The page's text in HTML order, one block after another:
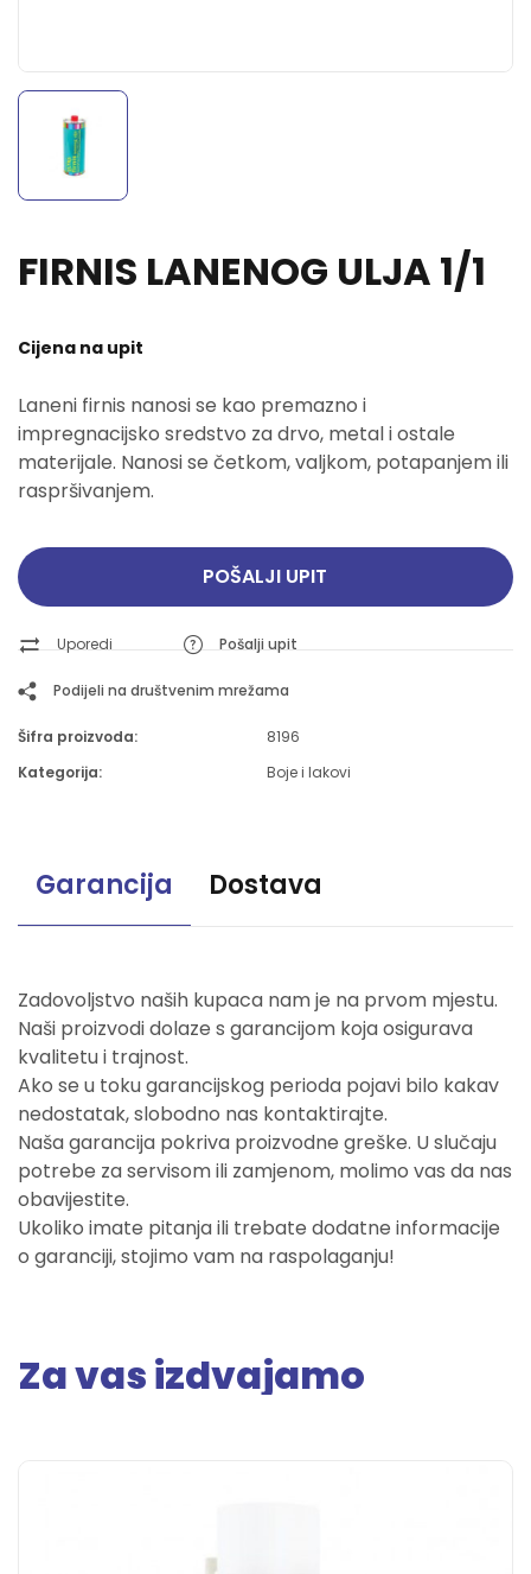
FIRNIS LANENOG ULJA 1/1
Cijena na upit
Laneni firnis nanosi se kao premazno i
impregnacijsko sredstvo za drvo, metal i ostale
materijale. Nanosi se četkom, valjkom, potapanjem ili
raspršivanjem.
POŠALJI UPIT
Uporedi Pošalji upit
Podijeli na društvenim mrežama
Šifra proizvoda:
8196
Kategorija:
Boje i lakovi
Garancija Dostava
Zadovoljstvo naših kupaca nam je na prvom mjestu.
Naši proizvodi dolaze s garancijom koja osigurava
kvalitetu i trajnost.
Ako se u toku garancijskog perioda pojavi bilo kakav
nedostatak, slobodno nas kontaktirajte.
Naša garancija pokriva proizvodne greške. U slučaju
potrebe za servisom ili zamjenom, molimo vas da nas
obavijestite.
Ukoliko imate pitanja ili trebate dodatne informacije
o garanciji, stojimo vam na raspolaganju!
Za vas izdvajamo